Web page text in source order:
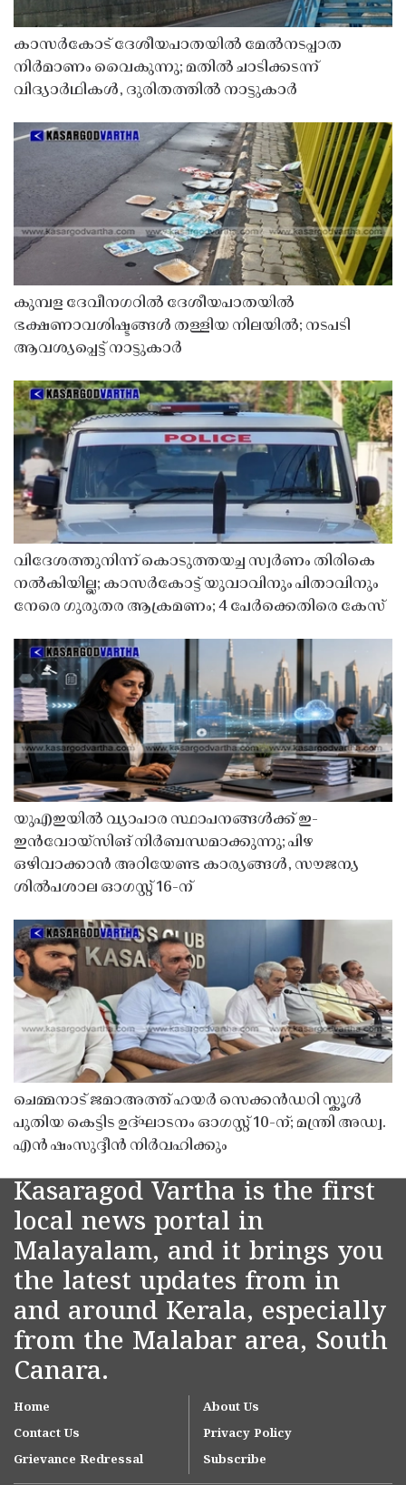
കാസർകോട് ദേശീയപാതയിൽ മേൽനടപ്പാത
നിർമാണം വൈകുന്നു; മതിൽ ചാടിക്കടന്ന്
വിദ്യാർഥികൾ, ദുരിതത്തിൽ നാട്ടുകാർ
കുമ്പള ദേവീനഗറിൽ ദേശീയപാതയിൽ
ഭക്ഷണാവശിഷ്ടങ്ങൾ തള്ളിയ നിലയിൽ; നടപടി
ആവശ്യപ്പെട്ട് നാട്ടുകാർ
വിദേശത്തുനിന്ന് കൊടുത്തയച്ച സ്വർണം തിരികെ
നൽകിയില്ല; കാസർകോട്ട് യുവാവിനും പിതാവിനും
നേരെ ഗുരുതര ആക്രമണം; 4 പേർക്കെതിരെ കേസ്
യുഎഇയിൽ വ്യാപാര സ്ഥാപനങ്ങൾക്ക് ഇ-
ഇൻവോയ്സിങ് നിർബന്ധമാക്കുന്നു; പിഴ
ഒഴിവാക്കാൻ അറിയേണ്ട കാര്യങ്ങൾ, സൗജന്യ
ശിൽപശാല ഓഗസ്റ്റ് 16-ന്
ചെമ്മനാട് ജമാഅത്ത് ഹയർ സെക്കൻഡറി സ്കൂൾ
പുതിയ കെട്ടിട ഉദ്ഘാടനം ഓഗസ്റ്റ് 10-ന്; മന്ത്രി അഡ്വ.
എൻ ഷംസുദ്ദീൻ നിർവഹിക്കും
Kasaragod Vartha is the first
local news portal in
Malayalam, and it brings you
the latest updates from in
and around Kerala, especially
from the Malabar area, South
Canara.
Home
About Us
Contact Us
Privacy Policy
Grievance Redressal
Subscribe